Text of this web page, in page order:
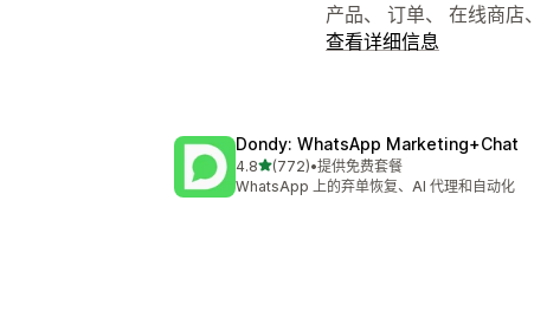
产品、 订单、 在线商店
查看详细信息
Dondy: WhatsApp Marketing+Chat
4.8星（满分 5 星）
(772)
总共 772 条评论
•提供免费套餐
WhatsApp 上的弃单恢复、AI 代理和自动化